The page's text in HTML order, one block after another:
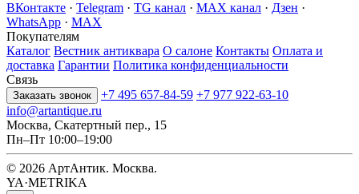
ВКонтакте · Telegram · TG канал · MAX канал · Дзен ·
WhatsApp · MAX
Покупателям
Каталог Вестник антиквара О салоне Контакты Оплата и
доставка Гарантии Политика конфиденциальности
Связь
Заказать звонок +7 495 657-84-59 +7 977 922-63-10
info@artantique.ru
Москва, Скатертный пер., 15
Пн–Пт 10:00–19:00
© 2026 АртАнтик. Москва.
YA·METRIKA